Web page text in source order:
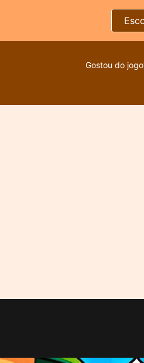
Gostou do